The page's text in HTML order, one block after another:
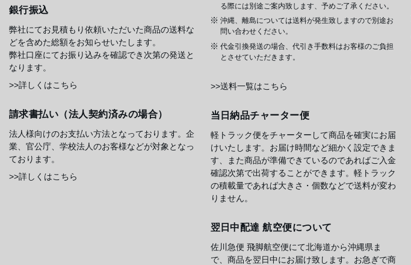
銀行振込
弊社にてお見積もり依頼いただいた商品の送料な
どを含めた総額をお知らせいたします。
弊社口座にてお振り込みを確認でき次第の発送と
なります。
>>詳しくはこちら
請求書払い（法人契約済みの場合）
法人様向けのお支払い方法となっております。企
業、官公庁、学校法人のお客様などが対象となっ
ております。
>>詳しくはこちら
る際には別途ご案内致します、予めご了承ください。
沖縄、離島については送料が発生致しますので別途お
問い合わせください。
代金引換発送の場合、代引き手数料はお客様のご負担
とさせていただきます。
>>送料一覧はこちら
当日納品チャーター便
軽トラック便をチャーターして商品を確実にお届
けいたします。お届け時間など細かく設定できま
す、また商品が準備できているのであればご入金
確認次第で出荷することができます。軽トラック
の積載量であれば大きさ・個数などで送料が変わ
りません。
翌日中配達 航空便について
佐川急便 飛脚航空便にて北海道から沖縄県ま
で、商品を翌日中にお届け致します。お急ぎで商